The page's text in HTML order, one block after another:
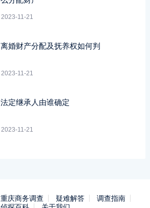
2023-11-21
离婚财产分配及抚养权如何判
2023-11-21
法定继承人由谁确定
2023-11-21
重庆商务调查 疑难解答
调查指南